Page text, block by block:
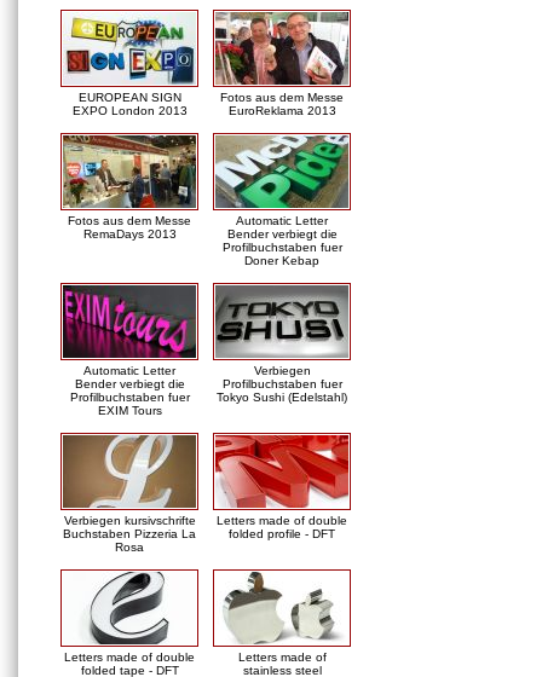
EUROPEAN SIGN
EXPO London 2013
Fotos aus dem Messe
EuroReklama 2013
Fotos aus dem Messe
RemaDays 2013
Automatic Letter
Bender verbiegt die
Profilbuchstaben fuer
Doner Kebap
Automatic Letter
Bender verbiegt die
Profilbuchstaben fuer
EXIM Tours
Verbiegen
Profilbuchstaben fuer
Tokyo Sushi (Edelstahl)
Verbiegen kursivschrifte
Buchstaben Pizzeria La
Rosa
Letters made of double
folded profile - DFT
Letters made of double
folded tape - DFT
Letters made of
stainless steel